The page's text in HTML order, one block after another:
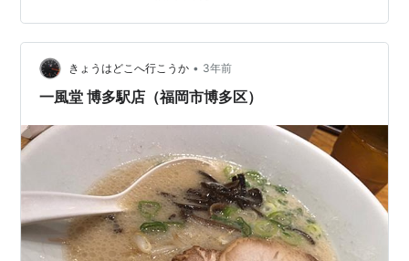
れまでにない新たなナイトライフを提供します。 010
BUILDING 福岡市博多区についに2023年12月1日OPEN!
お店の基本情報 店舗名 010 BUILDING オープン日 2023
年12月1日 定休日 - 営業時間 18:00-27:00 場所 〒812-
0018 福岡県福岡市博多…
きょうはどこへ行こうか • 3年前
一風堂 博多駅店（福岡市博多区）